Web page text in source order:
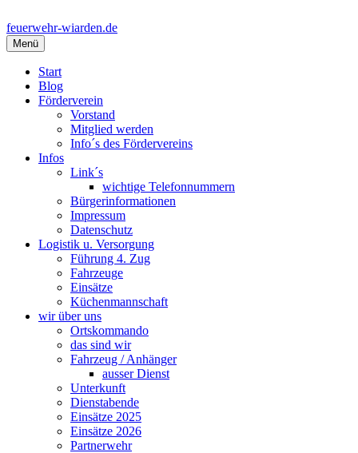
zum
Inhalt
feuerwehr-wiarden.de
Menü
Start
Blog
Förderverein
Vorstand
Mitglied werden
Info´s des Fördervereins
Infos
Link´s
wichtige Telefonnummern
Bürgerinformationen
Impressum
Datenschutz
Logistik u. Versorgung
Führung 4. Zug
Fahrzeuge
Einsätze
Küchenmannschaft
wir über uns
Ortskommando
das sind wir
Fahrzeug / Anhänger
ausser Dienst
Unterkunft
Dienstabende
Einsätze 2025
Einsätze 2026
Partnerwehr